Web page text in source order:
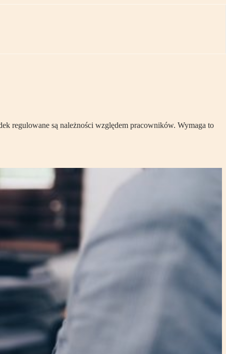
regulowane są należności względem pracowników. Wymaga to